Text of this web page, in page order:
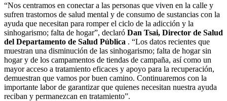
“Nos centramos en conectar a las personas que viven en la calle y
sufren trastornos de salud mental y de consumo de sustancias con la
ayuda que necesitan para romper el ciclo de la adicción y la
sinhogarismo; falta de hogar”, declaró Dan Tsai, Director de Salud
del Departamento de Salud Pública . “Los datos recientes que
muestran una disminución de las sinhogarismo; falta de hogar sin
hogar y de los campamentos de tiendas de campaña, así como un
mayor acceso a tratamiento eficaces y apoyo para la recuperación,
demuestran que vamos por buen camino. Continuaremos con la
importante labor de garantizar que quienes necesitan nuestra ayuda
reciban y permanezcan en tratamiento”.